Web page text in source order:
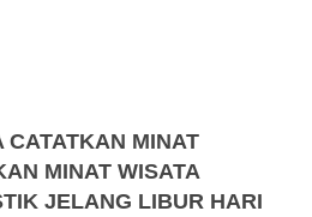
CATATKAN MINAT
MINAT WISATA
JELANG LIBUR HARI